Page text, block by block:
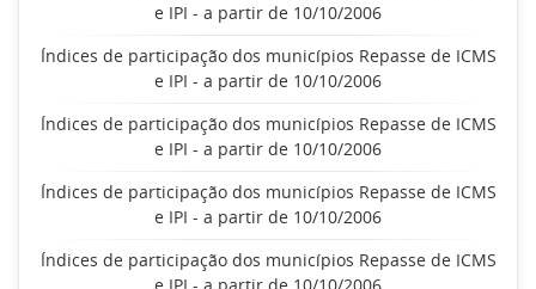
e IPI - a partir de 10/10/2006
Índices de participação dos municípios Repasse de ICMS
e IPI - a partir de 10/10/2006
Índices de participação dos municípios Repasse de ICMS
e IPI - a partir de 10/10/2006
Índices de participação dos municípios Repasse de ICMS
e IPI - a partir de 10/10/2006
Índices de participação dos municípios Repasse de ICMS